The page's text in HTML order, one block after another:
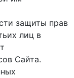
защиты прав
лиц в
Сайта.